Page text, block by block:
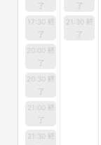
了
17:30 終
了
20:00 終
了
20:30 終
了
21:00 終
了
21:30 終
了
21:30 終
了